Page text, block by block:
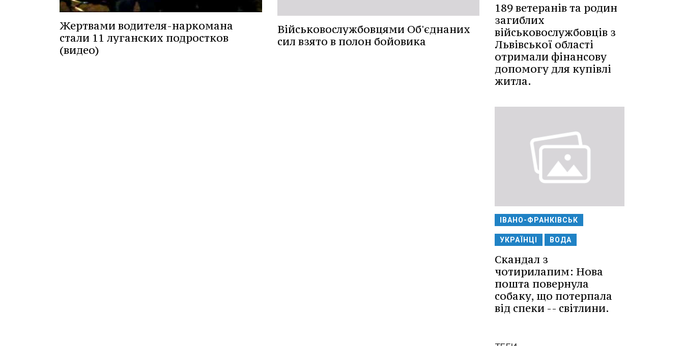
Жертвами водителя-наркомана
стали 11 луганских подростков
(видео)
Військовослужбовцями Об'єднаних
сил взято в полон бойовика
189 ветеранів та родин
загиблих
військовослужбовців з
Львівської області
отримали фінансову
допомогу для купівлі
житла.
ІВАНО-ФРАНКІВСЬК
УКРАЇНЦІ ВОДА
Скандал з
чотирилапим: Нова
пошта повернула
собаку, що потерпала
від спеки -- світлини.